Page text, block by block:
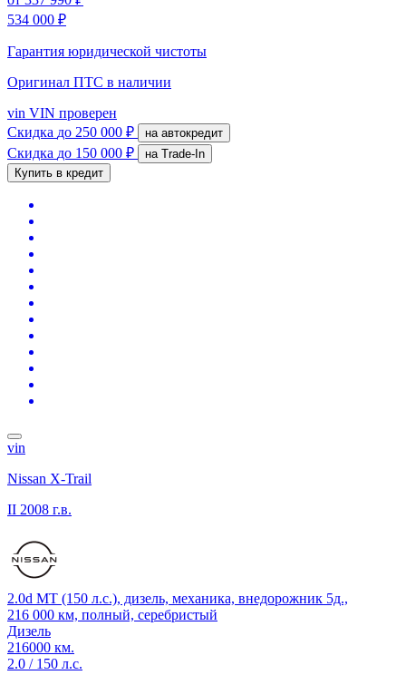
534 000 ₽
Гарантия юридической чистоты
Оригинал ПТС в наличии
vin VIN проверен
Скидка до 250 000 ₽ на автокредит
Скидка до 150 000 ₽
на Trade-In
Купить в кредит
vin
Nissan X-Trail
II 2008 г.в.
2.0d MT (150 л.с.), дизель, механика, внедорожник 5д.,
216 000 км, полный, серебристый
Дизель
216000 км.
2.0 / 150 л.с.